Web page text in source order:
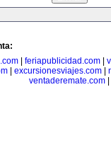
| feriapublicidad.com|
| excursionesviajes.com|
ventaderemate.com